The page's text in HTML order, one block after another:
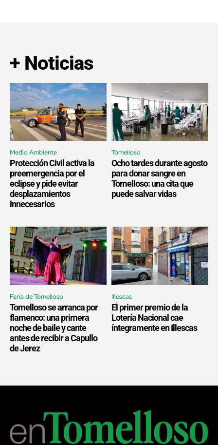
+ Noticias
Medio Ambiente
Protección Civil activa la
preemergencia por el
eclipse y pide evitar
desplazamientos
innecesarios
Tomelloso
Ocho tardes durante agosto
para donar sangre en
Tomelloso: una cita que
puede salvar vidas
Feria de Tomelloso
Tomelloso se arranca por
flamenco: una primera
noche de baile y cante
antes de recibir a Capullo
de Jerez
Illescas
El primer premio de la
Lotería Nacional cae
íntegramente en Illescas